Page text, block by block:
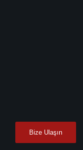
Bize Ulaşın